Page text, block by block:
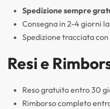
Spedizione sempre
Consegna in 2-4 giorni
Spedizione tracciata
Resi e
Reso gratuito entro 30
Rimborso completo